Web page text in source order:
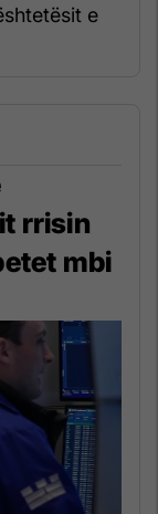
e
rrisin
mbi